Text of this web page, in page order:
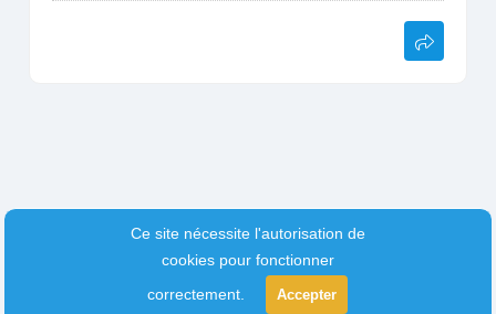
Ce site nécessite l'autorisation de
cookies pour fonctionner
correctement.
Accepter